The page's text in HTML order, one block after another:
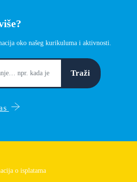
oko našeg kurikuluma i aktivnosti.
Traži
o isplatama